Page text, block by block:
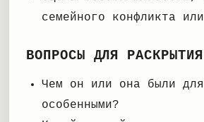
семейного конфликта
ВОПРОСЫ ДЛЯ
Чем он или она были
особенными?